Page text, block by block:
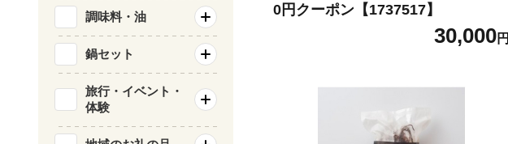
0円クーポン【1737517】
30,000円
調味料・油
鍋セット
旅行・イベント・
体験